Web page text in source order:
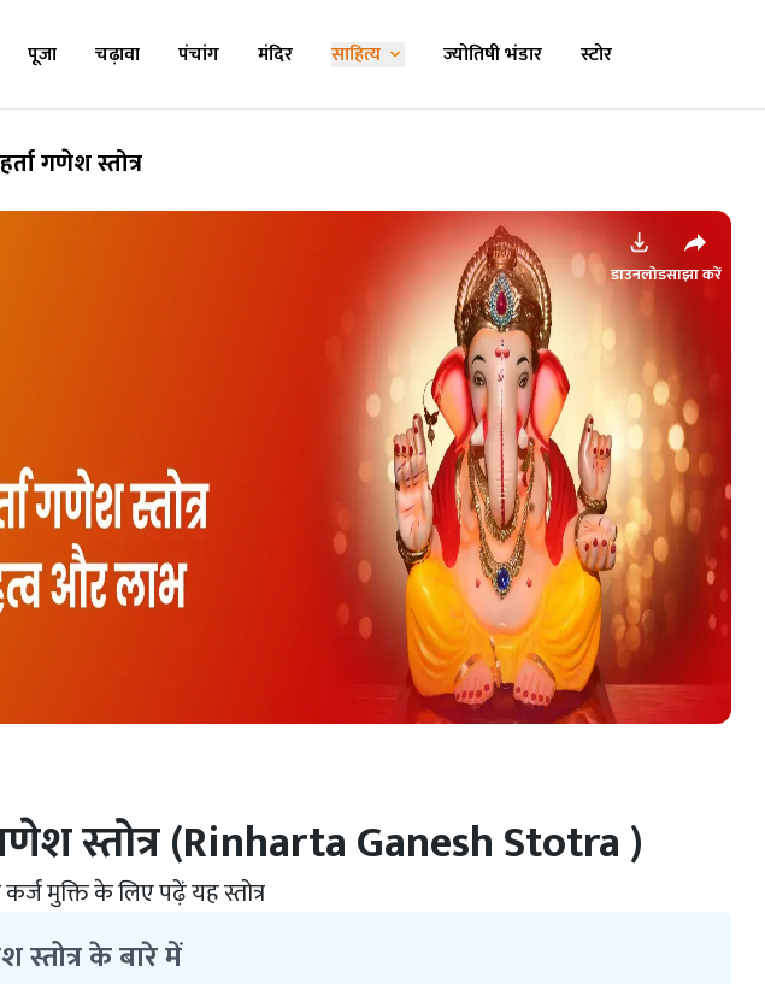
पूजा चढ़ावा पंचांग मंदिर साहित्य ज्योतिषी भंडार स्टोर
गणेश स्तोत्र
डाउनलोडसाझा करें
स्तोत्र (Rinharta Ganesh Stotra )
मुक्ति के लिए पढ़ें यह स्तोत्र
स्तोत्र के बारे में